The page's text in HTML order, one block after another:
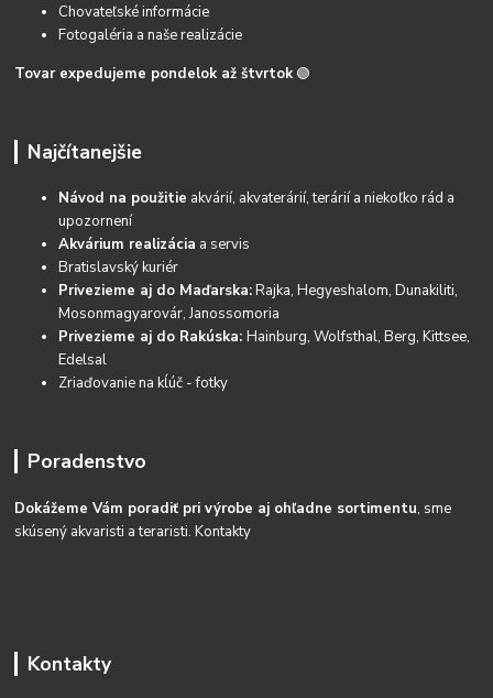
Chovateľské informácie
Fotogaléria a naše realizácie
Tovar expedujeme pondelok až štvrtok 🟢
Najčítanejšie
Návod na použitie akvárií, akvaterárií, terárií a niekoľko rád a
upozornení
Akvárium realizácia a servis
Bratislavský kuriér
Privezieme aj do Maďarska:Rajka, Hegyeshalom, Dunakiliti,
Mosonmagyarovár, Janossomoria
Privezieme aj do Rakúska:Hainburg, Wolfsthal, Berg, Kittsee,
Edelsal
Zriaďovanie na kĺúč - fotky
Poradenstvo
Dokážeme Vám poradiť pri výrobe aj ohľadne sortimentu, sme
skúsený akvaristi a teraristi.Kontakty
Kontakty